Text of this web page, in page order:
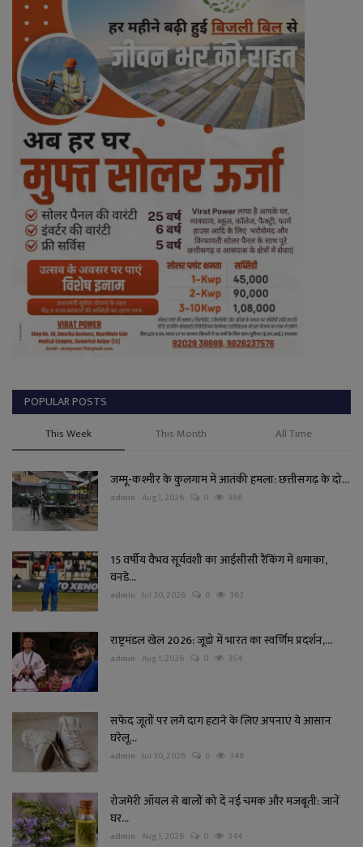
POPULAR POSTS
This Week This Month All Time
जम्मू-कश्मीर के कुलगाम में आतंकी हमला: छत्तीसगढ़ के दो...
admin Aug 1, 2026 0 368
15 वर्षीय वैभव सूर्यवंशी का आईसीसी रैंकिंग में धमाका,
वनडे...
admin Jul 30, 2026 0 363
राष्ट्रमंडल खेल 2026: जूडो में भारत का स्वर्णिम प्रदर्शन,...
admin Aug 1, 2026 0 354
सफेद जूतों पर लगे दाग हटाने के लिए अपनाएं ये आसान
घरेलू...
admin Jul 30, 2026 0 348
रोजमेरी ऑयल से बालों को दें नई चमक और मजबूती: जानें
घर...
admin Aug 1, 2026 0 344